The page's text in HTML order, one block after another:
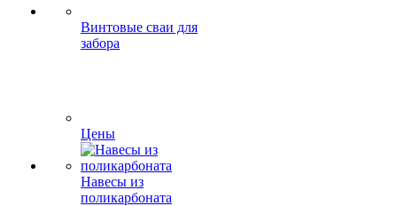
Винтовые сваи для
забора
Цены
Навесы из
поликарбоната